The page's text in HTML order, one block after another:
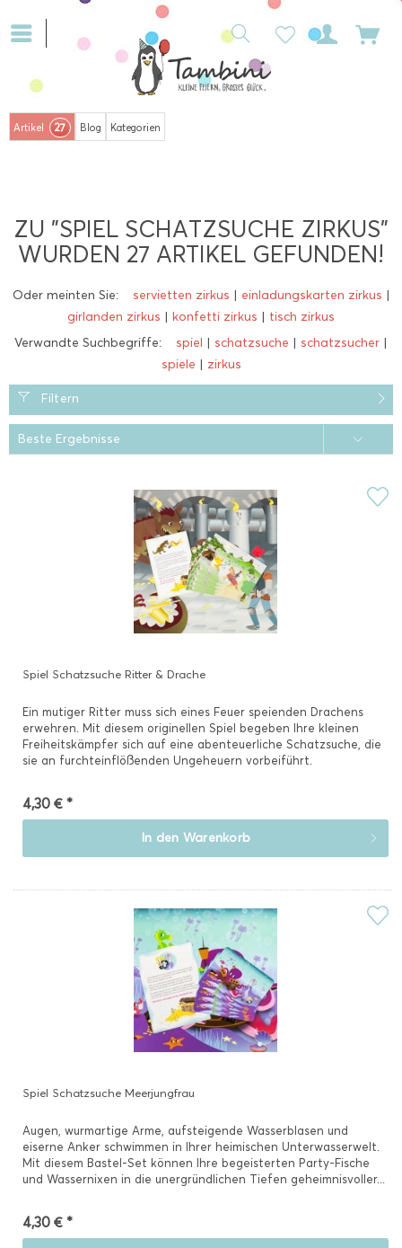
Artikel 27 Blog Kategorien
ZU "SPIEL SCHATZSUCHE ZIRKUS"
WURDEN 27 ARTIKEL GEFUNDEN!
Oder meinten Sie: servietten zirkus | einladungskarten zirkus |
girlanden zirkus | konfetti zirkus | tisch zirkus
Verwandte Suchbegriffe:
spiel | schatzsuche | schatzsucher |
spiele | zirkus
Filtern
Spiel Schatzsuche Ritter & Drache
Ein mutiger Ritter muss sich eines Feuer speienden Drachens
erwehren. Mit diesem originellen Spiel begeben Ihre kleinen
Freiheitskämpfer sich auf eine abenteuerliche Schatzsuche, die
sie an furchteinflößenden Ungeheuern vorbeiführt.
4,30 € *
In den Warenkorb
Spiel Schatzsuche Meerjungfrau
Augen, wurmartige Arme, aufsteigende Wasserblasen und
eiserne Anker schwimmen in Ihrer heimischen Unterwasserwelt.
Mit diesem Bastel-Set können Ihre begeisterten Party-Fische
und Wassernixen in die unergründlichen Tiefen geheimnisvoller...
4,30 € *